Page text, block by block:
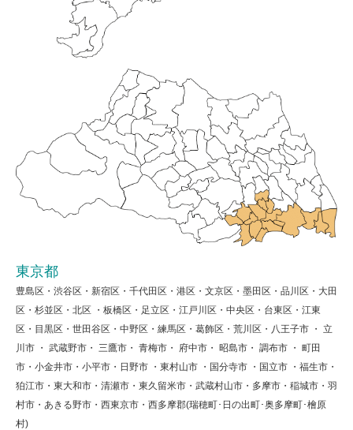
東京都
豊島区・渋谷区・新宿区・千代田区・港区・文京区・墨田区・品川区・大田
区・杉並区・北区 ・板橋区・足立区・江戸川区・中央区・台東区・江東
区・目黒区・世田谷区・中野区・練馬区・葛飾区・荒川区・八王子市 ・ 立
川市 ・ 武蔵野市・ 三鷹市・ 青梅市・ 府中市・ 昭島市・ 調布市 ・ 町田
市・小金井市・小平市・日野市 ・東村山市 ・国分寺市 ・国立市 ・福生市・
狛江市・東大和市・清瀬市・東久留米市・武蔵村山市・多摩市・稲城市・羽
村市・あきる野市・西東京市・西多摩郡(瑞穂町･日の出町･奥多摩町･檜原
村)